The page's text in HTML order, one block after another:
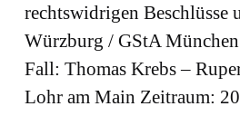
rechtswidrigen Beschlüsse
Würzburg / GStA
Fall: Thomas Krebs –
Lohr am Main Zeitraum: